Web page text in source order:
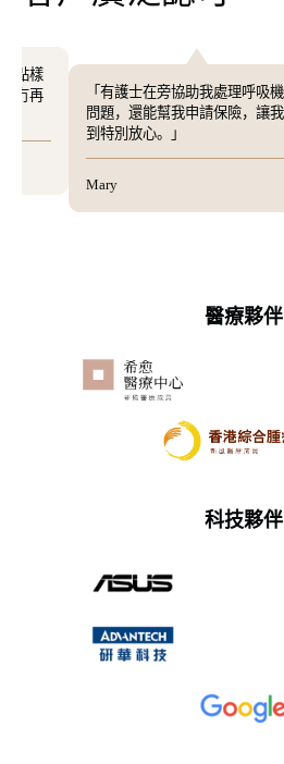
「有護士在旁協助我處理呼吸機的
問題，還能幫我申請保險，讓我感
到特別放心。」
醫療夥伴
科技夥伴